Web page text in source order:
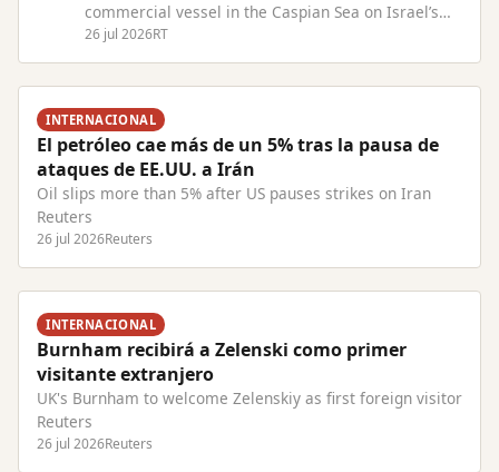
commercial vessel in the Caspian Sea on Israel’s
behalf Read Full Article at RT.com
26 jul 2026RT
INTERNACIONAL
El petróleo cae más de un 5% tras la pausa de
ataques de EE.UU. a Irán
Oil slips more than 5% after US pauses strikes on Iran
Reuters
26 jul 2026Reuters
INTERNACIONAL
Burnham recibirá a Zelenski como primer
visitante extranjero
UK's Burnham to welcome Zelenskiy as first foreign visitor
Reuters
26 jul 2026Reuters